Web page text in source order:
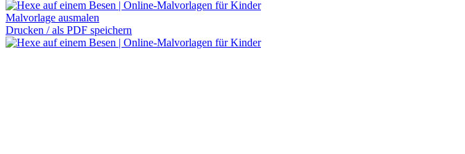
Malvorlage ausmalen
Drucken / als PDF speichern